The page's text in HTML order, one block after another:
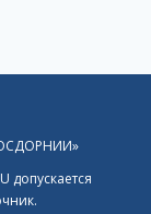
допускается